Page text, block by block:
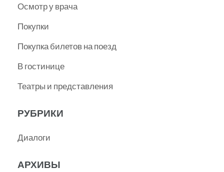
Осмотр у врача
Покупки
Покупка билетов на поезд
В гостинице
Театры и представления
РУБРИКИ
Диалоги
АРХИВЫ